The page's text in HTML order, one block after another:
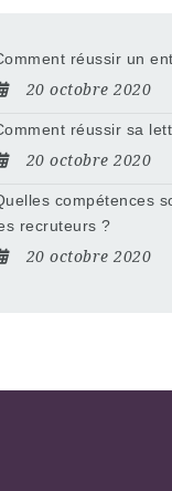
réussir un
20 octobre 2020
réussir sa
20 octobre 2020
compétences
recruteurs ?
20 octobre 2020